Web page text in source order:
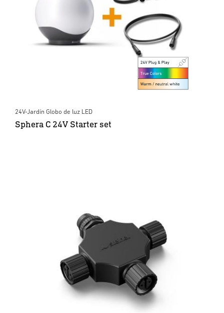
24V-Jardín Globo de luz LED
Sphera C 24V Starter set